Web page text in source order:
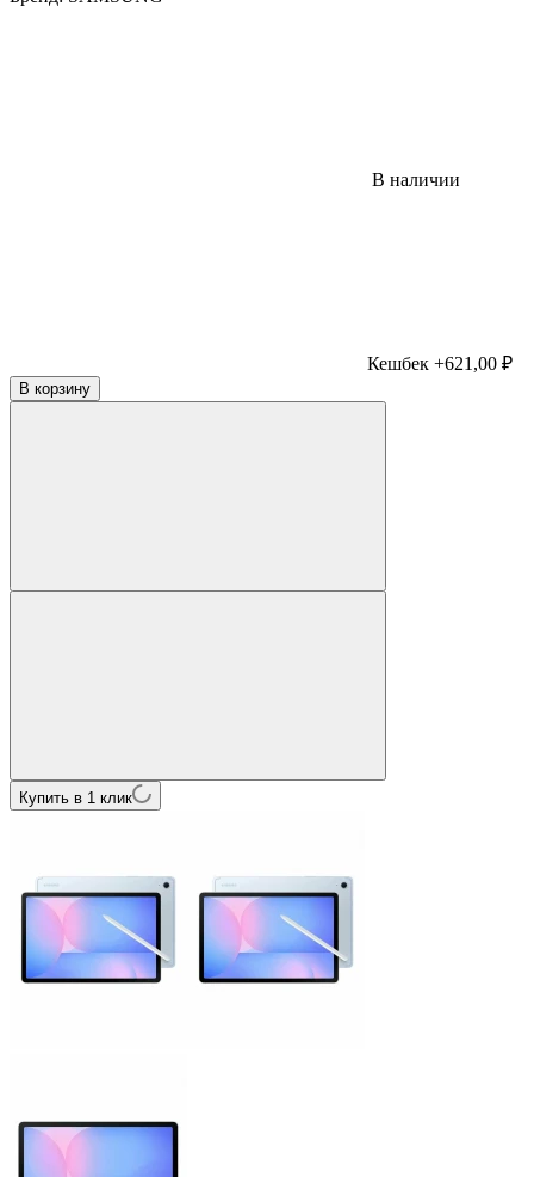
В наличии
Кешбек +621,00 ₽
В корзину
Купить в 1 клик